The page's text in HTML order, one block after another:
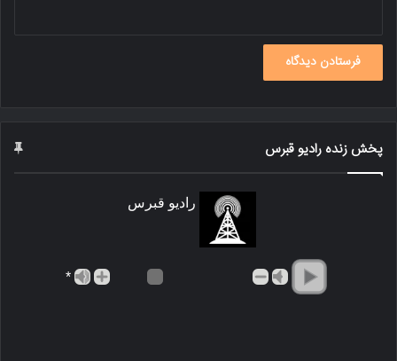
پخش زنده رادیو قبرس
رادیو قبرس
*